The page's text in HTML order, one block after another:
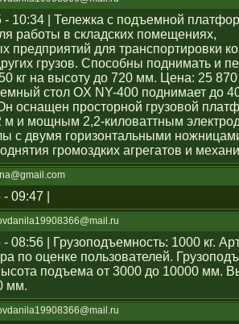
- 10:34 | Тележка с подъемной
работы в складских помещениях,
предприятий для транспортировки
грузов. Способны поднимать и
кг на высоту до 720 мм. Цена: 25
стол OX NY-400 поднимает до
оснащен просторной грузовой
м и мощным 2,2-киловаттным
с двумя горизонтальными
громоздких агрегатов и
09:47 |
08:56 | Грузоподъемность: 1000 кг.
по оценке пользователей.
подъема от 3000 до 10000 мм.
мм.